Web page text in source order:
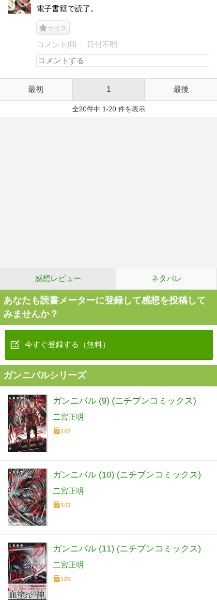
電子書籍で読了。
ナイス
コメント(0) 日付不明
最初 1 最後
全20件中 1-20 件を表示
感想レビュー ネタバレ
あなたも読書メーターに登録して感想を投稿して
みませんか？
今すぐ登録する（無料）
ガンニバルシリーズ
ガンニバル (9) (ニチブンコミックス)
二宮正明
147
ガンニバル (10) (ニチブンコミックス)
二宮正明
143
ガンニバル (11) (ニチブンコミックス)
二宮正明
120